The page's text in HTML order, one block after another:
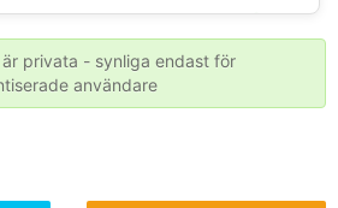
💕
💕
privata - synliga endast för
användare